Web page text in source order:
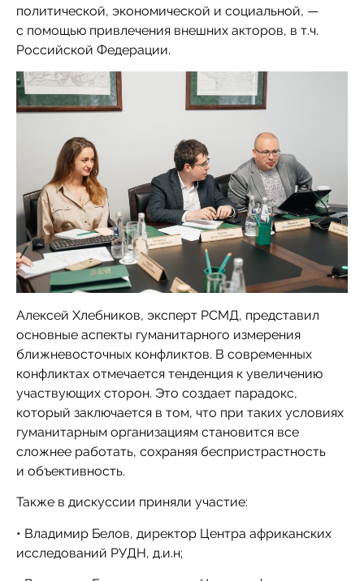
политической, экономической и социальной, —
с помощью привлечения внешних акторов, в т.ч.
Российской Федерации.
Алексей Хлебников, эксперт РСМД, представил
основные аспекты гуманитарного измерения
ближневосточных конфликтов. В современных
конфликтах отмечается тенденция к увеличению
участвующих сторон. Это создает парадокс,
который заключается в том, что при таких условиях
гуманитарным организациям становится все
сложнее работать, сохраняя беспристрастность
и объективность.
Также в дискуссии приняли участие:
• Владимир Белов, директор Центра африканских
исследований РУДН, д.и.н;